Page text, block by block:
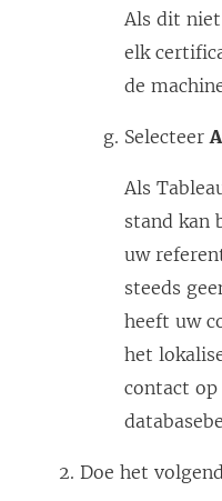
Als dit
elk
de
Selecteer
Als
stand kan
uw
steeds
heeft uw
het
contact
Doe het